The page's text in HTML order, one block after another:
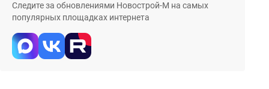
Следите за обновлениями Новострой-М на самых
популярных площадках интернета